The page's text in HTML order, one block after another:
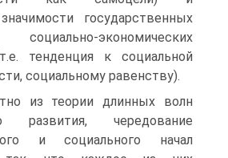
государственных
соци­ально-экономических
тенденция к социальной
социальному равенству).
из теории длинных волн
развития, чередование
и социального начал